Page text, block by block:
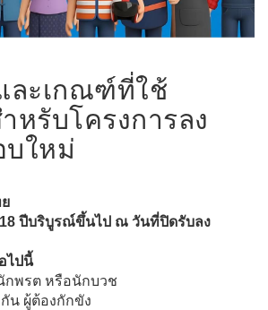
ะเกณฑ์ที่ใช้
หรับโครงการลง
บใหม่
18 ปีบริบูรณ์ขึ้นไป ณ วันที่ปิดรับลง
ไปนี้
กพรต หรือนักบวช
น ผู้ต้องกักขัง